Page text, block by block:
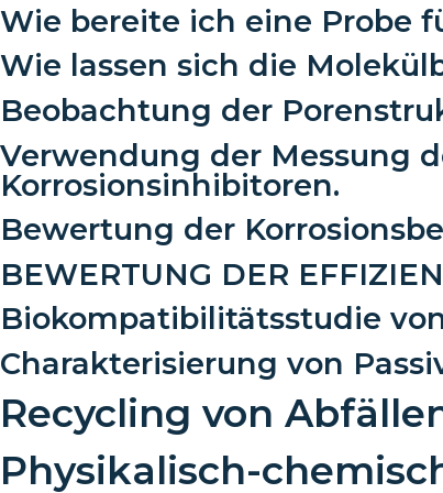
Wie bereite ich eine Probe
Wie lassen sich die
Beobachtung der
Verwendung der Messung
Korrosionsinhibitoren.
Bewertung der
BEWERTUNG DER
Biokompatibilitätsstudie
Charakterisierung von
Recycling von
Physikalisch-